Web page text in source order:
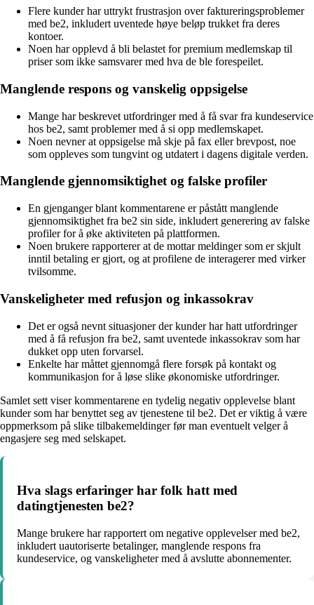
Flere kunder har uttrykt frustrasjon over faktureringsproblemer
med be2, inkludert uventede høye beløp trukket fra deres
kontoer.
Noen har opplevd å bli belastet for premium medlemskap til
priser som ikke samsvarer med hva de ble forespeilet.
Manglende respons og vanskelig oppsigelse
Mange har beskrevet utfordringer med å få svar fra kundeservice
hos be2, samt problemer med å si opp medlemskapet.
Noen nevner at oppsigelse må skje på fax eller brevpost, noe
som oppleves som tungvint og utdatert i dagens digitale verden.
Manglende gjennomsiktighet og falske profiler
En gjenganger blant kommentarene er påstått manglende
gjennomsiktighet fra be2 sin side, inkludert generering av falske
profiler for å øke aktiviteten på plattformen.
Noen brukere rapporterer at de mottar meldinger som er skjult
inntil betaling er gjort, og at profilene de interagerer med virker
tvilsomme.
Vanskeligheter med refusjon og inkassokrav
Det er også nevnt situasjoner der kunder har hatt utfordringer
med å få refusjon fra be2, samt uventede inkassokrav som har
dukket opp uten forvarsel.
Enkelte har måttet gjennomgå flere forsøk på kontakt og
kommunikasjon for å løse slike økonomiske utfordringer.
Samlet sett viser kommentarene en tydelig negativ opplevelse blant
kunder som har benyttet seg av tjenestene til be2. Det er viktig å være
oppmerksom på slike tilbakemeldinger før man eventuelt velger å
engasjere seg med selskapet.
Hva slags erfaringer har folk hatt med
datingtjenesten be2?
Mange brukere har rapportert om negative opplevelser med be2,
inkludert uautoriserte betalinger, manglende respons fra
kundeservice, og vanskeligheter med å avslutte abonnementer.